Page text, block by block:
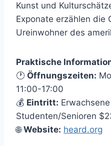
Kunst und
Exponate erzählen die
Ureinwohner des
Praktische
🕐 Öffnungszeiten:
11:00-17:00
💰 Eintritt:
Studenten/Senioren
🌐Website: heard.org